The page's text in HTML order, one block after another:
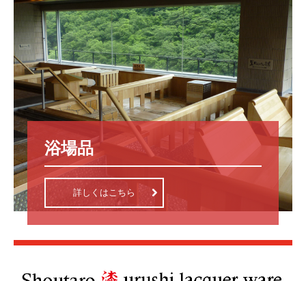
浴場品
詳しくはこちら